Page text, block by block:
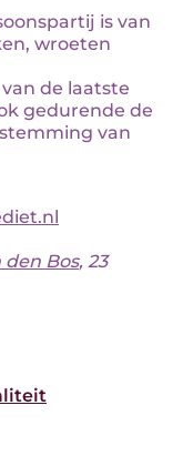
is van
wroeten
de laatste
gedurende de
van
den Bos, 23